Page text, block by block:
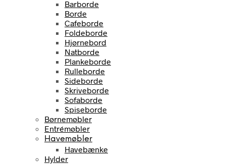
Barborde
Borde
Cafeborde
Foldeborde
Hjørnebord
Natborde
Plankeborde
Rulleborde
Sideborde
Skriveborde
Sofaborde
Spiseborde
Børnemøbler
Entrémøbler
Havemøbler
Havebænke
Hylder